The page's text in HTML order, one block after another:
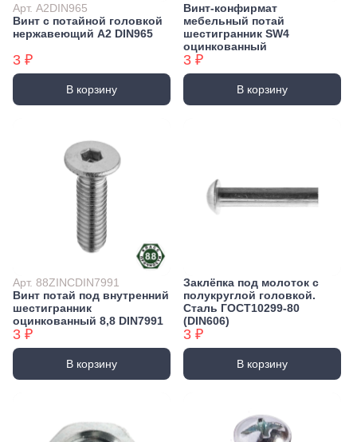
Арт. А2DIN965
Винт с потайной головкой
нержавеющий А2 DIN965
3 ₽
В корзину
Винт-конфирмат
мебельный потай
шестигранник SW4
оцинкованный
3 ₽
В корзину
Арт. 88ZINCDIN7991
Винт потай под внутренний
шестигранник
оцинкованный 8,8 DIN7991
3 ₽
В корзину
Заклёпка под молоток с
полукруглой головкой.
Сталь ГОСТ10299-80
(DIN606)
3 ₽
В корзину